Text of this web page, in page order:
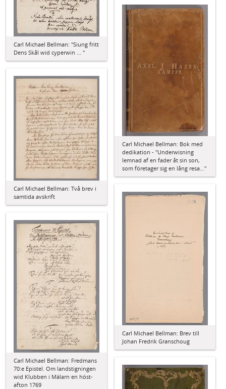
Carl Michael Bellman: "Siung fritt
Dens Skål wid cyperwin ... "
Carl Michael Bellman: Bok med
dedikation - "Underwisning
lemnad af en fader åt sin son,
som företager sig en lång resa…"
Carl Michael Bellman: Två brev i
samtida avskrift
Carl Michael Bellman: Brev till
Johan Fredrik Granschoug
Carl Michael Bellman: Fredmans
70:e Epistel. Om landstigningen
wid Klubben i Mälarn en höst-
afton 1769